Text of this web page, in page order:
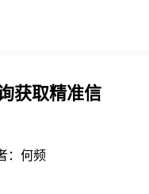
获取精准信
： 何频